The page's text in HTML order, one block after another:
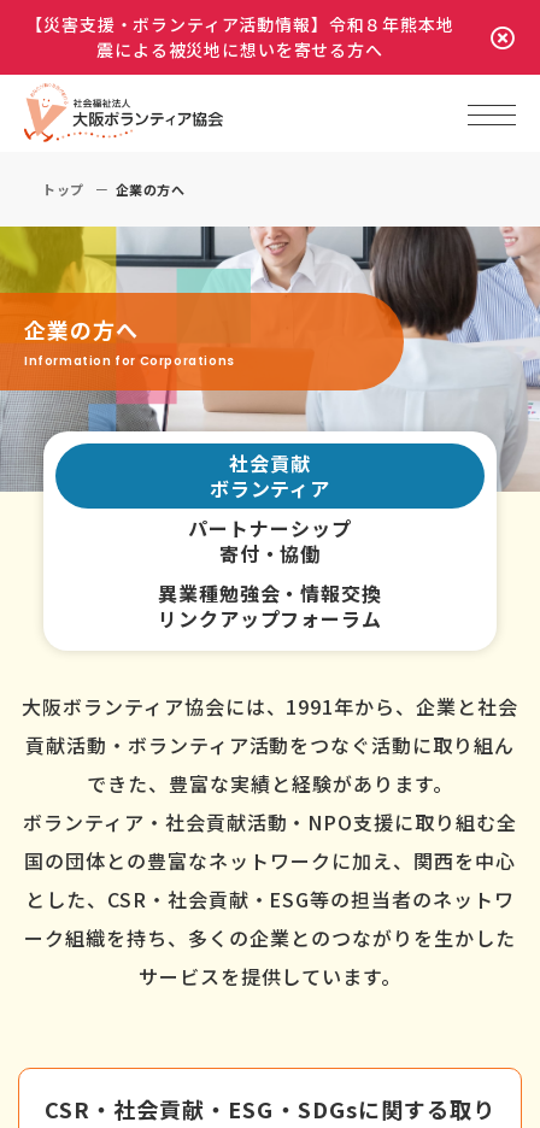
【災害支援・ボランティア活動情報】令和８年熊本地
震による被災地に想いを寄せる方へ
トップ 企業の方へ
企業の方へ
Information for Corporations
社会貢献
ボランティア
パートナーシップ
寄付・協働
異業種勉強会・情報交換
リンクアップフォーラム
大阪ボランティア協会には、1991年から、企業と社会
貢献活動・ボランティア活動をつなぐ活動に取り組ん
できた、豊富な実績と経験があります。
ボランティア・社会貢献活動・NPO支援に取り組む全
国の団体との豊富なネットワークに加え、関西を中心
とした、CSR・社会貢献・ESG等の担当者のネットワ
ーク組織を持ち、多くの企業とのつながりを生かした
サービスを提供しています。
CSR・社会貢献・ESG・SDGsに関する取り